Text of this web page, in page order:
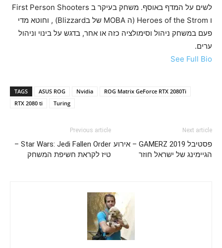
לשים על המדף באוסף. משחק בעיקר ב First Person Shooters
ו Heroes of the Strom (ה MOBA של בBlizzard) , וחוטא מדי
פעם במשחק ניהול וסימולציה כזה או אחר, בדגש על בינוי וניהול
ערים.
See Full Bio
TAGS ASUS ROG Nvidia
ROG Matrix GeForce RTX 2080Ti
RTX 2080 ti
Turing
Previous article
Star Wars: Jedi Fallen Order –
טיז לקראת חשיפת המשחק
Next article
פסטיבל GAMERZ 2019 – אירוע
הגיימינג של ישראל חוזר